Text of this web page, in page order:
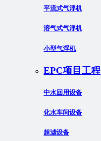
平流式气浮机
溶气式气浮机
小型气浮机
EPC项目工程
中水回用设备
化水车间设备
超滤设备